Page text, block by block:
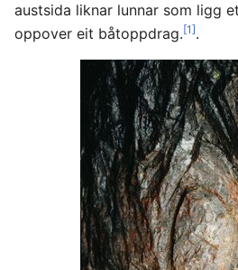
austsida liknar lunnar som ligg
oppover eit båtoppdrag.[1].